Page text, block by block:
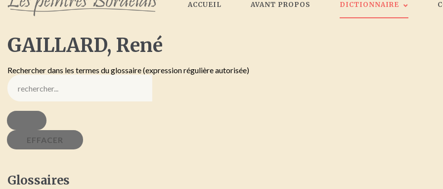
Galeristes
ACCUEIL AVANT PROPOS DICTIONNAIRE
GAILLARD, René
Rechercher dans les termes du glossaire (expression régulière autorisée)
Glossaires